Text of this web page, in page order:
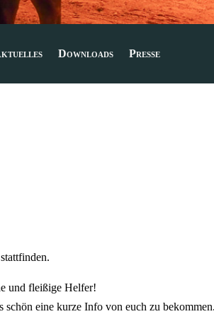
Downloads Presse
und fleißige Helfer!
eine kurze Info von euch zu bekommen.